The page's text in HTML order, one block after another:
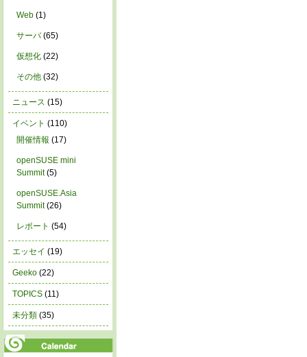
Web (1)
サーバ(65)
仮想化 (22)
その他 (32)
ニュース (15)
イベント (110)
開催情報 (17)
openSUSE mini
Summit(5)
openSUSE.Asia
Summit(26)
レポート (54)
エッセイ (19)
Geeko (22)
TOPICS (11)
未分類 (35)